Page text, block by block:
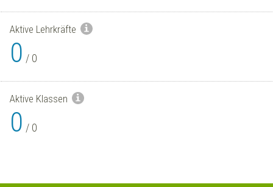
Aktive Lehrkräfte
0 / 0
Aktive Klassen
0 / 0